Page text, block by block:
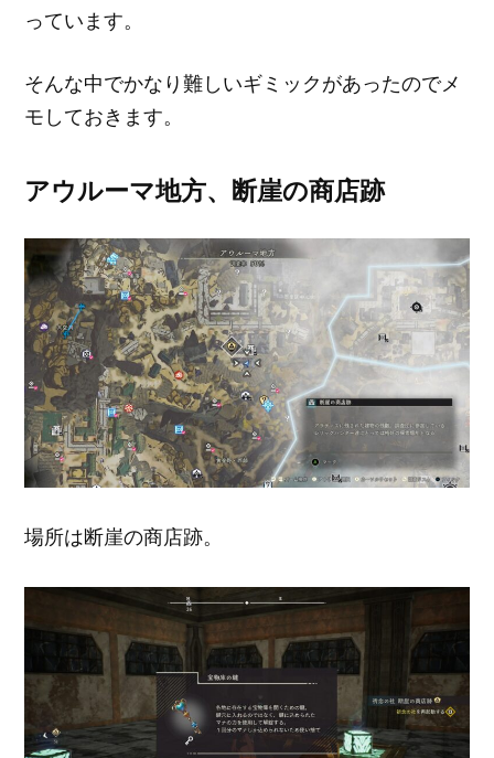
っています。
そんな中でかなり難しいギミックがあったのでメ
モしておきます。
アウルーマ地方、 断崖の商店跡
場所は断崖の商店跡。